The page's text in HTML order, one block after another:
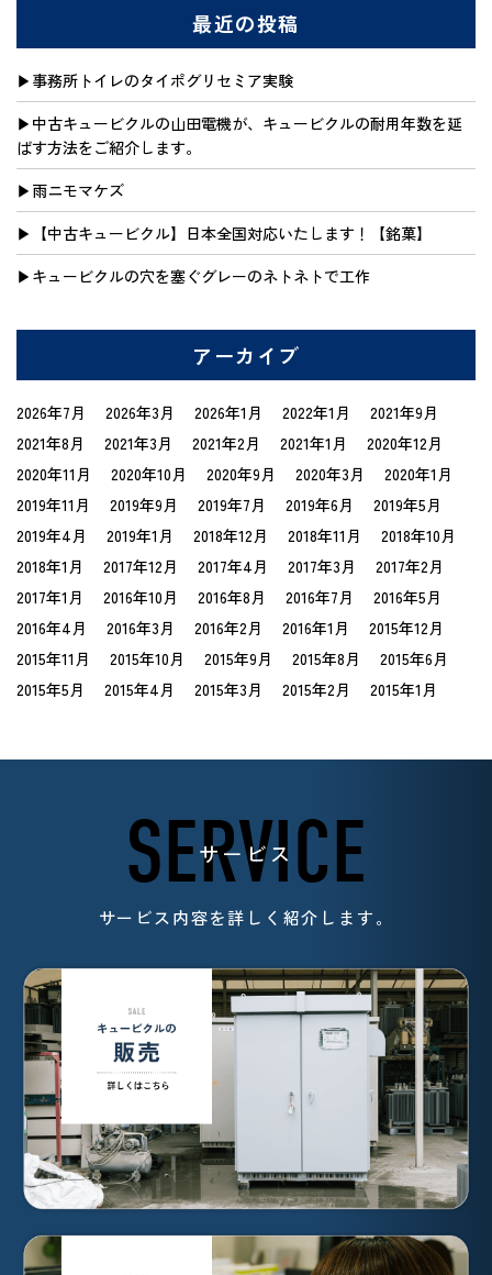
最近の投稿
事務所トイレのタイポグリセミア実験
中古キュービクルの山田電機が、キュービクルの耐用年数を延
ばす方法をご紹介します。
雨ニモマケズ
【中古キュービクル】日本全国対応いたします！【銘菓】
キュービクルの穴を塞ぐグレーのネトネトで工作
アーカイブ
2026年7月 2026年3月 2026年1月 2022年1月
2021年9月
2021年8月
2021年3月 2021年2月 2021年1月
2020年12月
2020年11月
2020年10月 2020年9月 2020年3月
2020年1月
2019年11月
2019年9月 2019年7月 2019年6月
2019年5月
2019年4月
2019年1月 2018年12月 2018年11月
2018年10月
2018年1月
2017年12月 2017年4月 2017年3月
2017年2月
2017年1月
2016年10月 2016年8月 2016年7月
2016年5月
2016年4月
2016年3月 2016年2月 2016年1月
2015年12月
2015年11月
2015年10月 2015年9月 2015年8月
2015年6月
2015年5月
2015年4月 2015年3月 2015年2月 2015年1月
SERVICE
サービス
サービス内容を詳しく紹介します。